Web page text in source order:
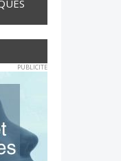
PUBLICITE